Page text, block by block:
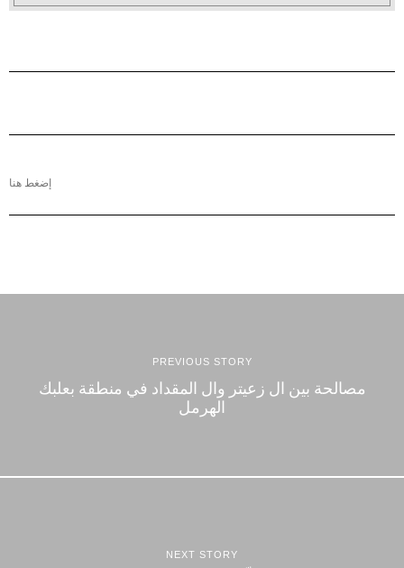
إضغط هنا
PREVIOUS STORY
مصالحة بين ال زعيتر وال المقداد في منطقة بعلبك
الهرمل
NEXT STORY